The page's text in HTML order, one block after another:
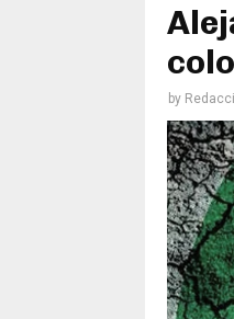
by